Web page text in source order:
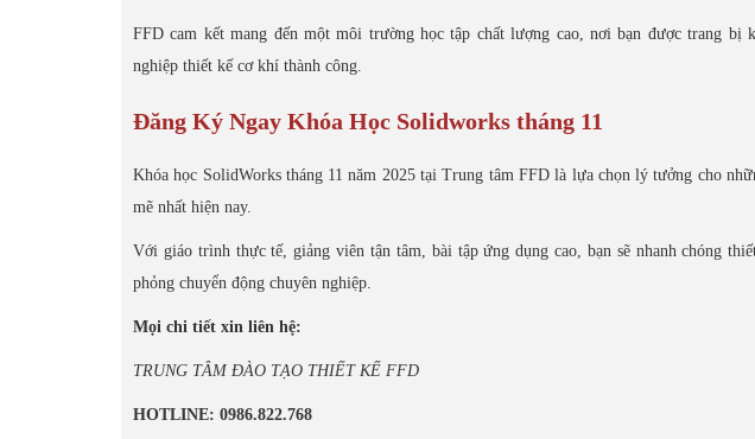
FFD cam kết mang đến một môi trường học tập chất lượng cao, nơi bạn được trang bị
nghiệp thiết kế cơ khí thành công.
Đăng Ký Ngay Khóa Học Solidworks tháng 11
Khóa học SolidWorks tháng 11 năm 2025 tại Trung tâm FFD là lựa chọn lý tưởng cho
mẽ nhất hiện nay.
Với giáo trình thực tế, giảng viên tận tâm, bài tập ứng dụng cao, bạn sẽ nhanh chóng
phỏng chuyển động chuyên nghiệp.
Mọi chi tiết xin liên hệ:
TRUNG TÂM ĐÀO TẠO THIẾT KẾ FFD
HOTLINE: 0986.822.768